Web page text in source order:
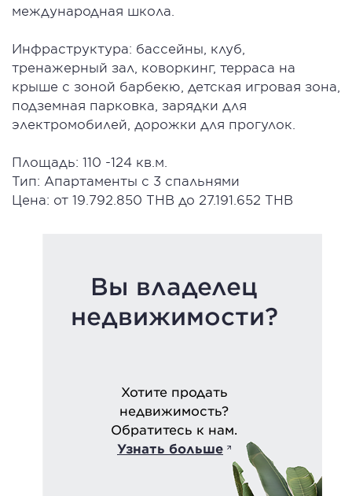
международная школа.
Инфраструктура: бассейны, клуб,
тренажерный зал, коворкинг, терраса на
крыше с зоной барбекю, детская игровая зона,
подземная парковка, зарядки для
электромобилей, дорожки для прогулок.
Площадь: 110 -124 кв.м.
Тип: Апартаменты с 3 спальнями
Цена: от 19.792.850 THB до 27.191.652 THB
Вы владелец
недвижимости?
Хотите продать
недвижимость?
Обратитесь к нам.
Узнать больше